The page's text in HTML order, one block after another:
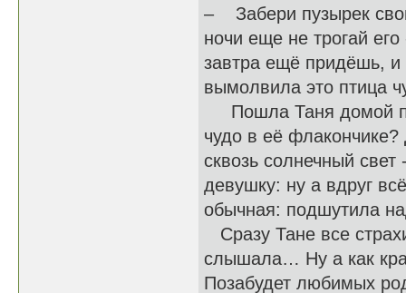
– Забери пузырек
ночи еще не трогай
завтра ещё придёшь,
вымолвила это птица
Пошла Таня домой по
чудо в её
сквозь солнечный
девушку: ну а вдруг
обычная: подшутила
Сразу Тане все
слышала… Ну а как
Позабудет любимых